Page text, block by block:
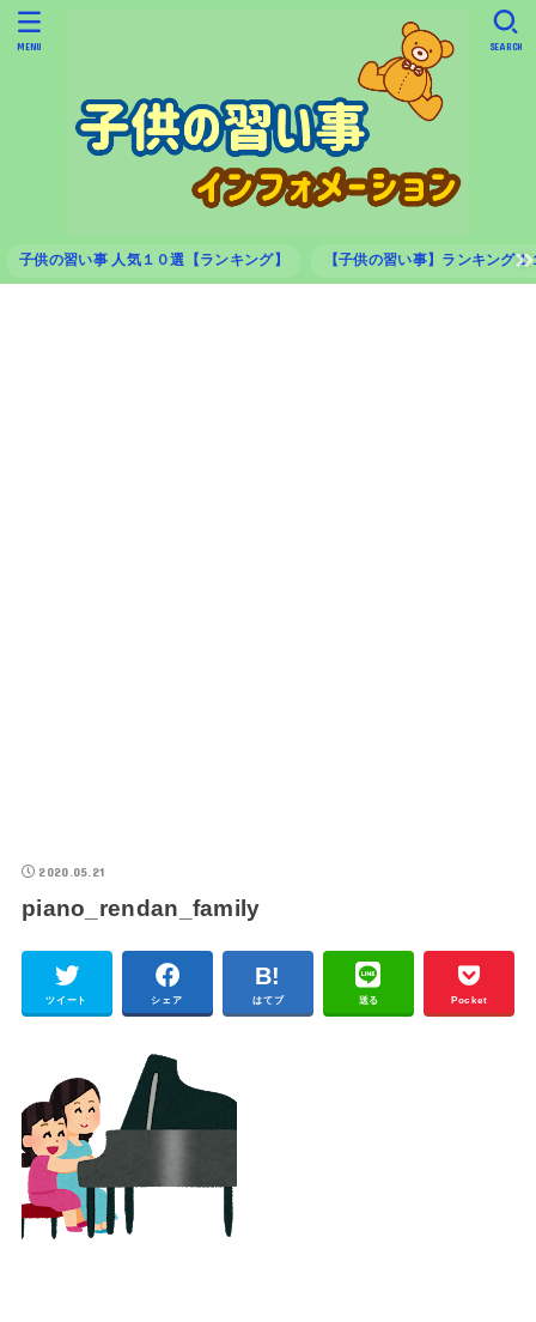
子供の習い事 人気１０選【ランキング】 【子供の習い事】ランキング
SEARCH
MENU
2020.05.21
piano_rendan_family
ツイート シェア はてブ 送る Pocket